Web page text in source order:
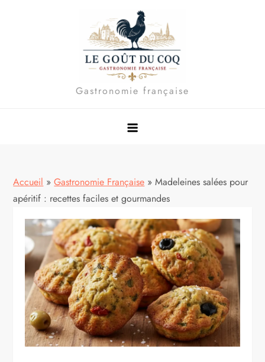
Gastronomie française
Accueil » Gastronomie Française » Madeleines salées pour
apéritif : recettes faciles et gourmandes